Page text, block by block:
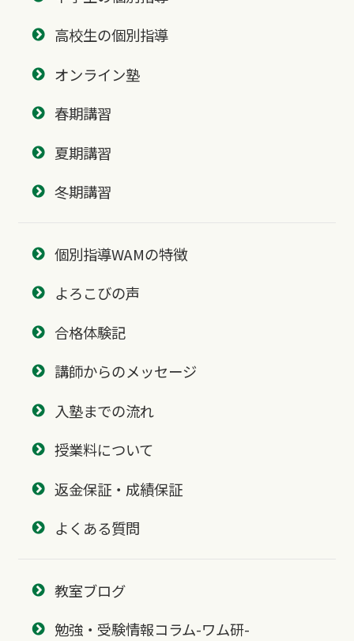
高校生の個別指導
オンライン塾
春期講習
夏期講習
冬期講習
個別指導WAMの特徴
よろこびの声
合格体験記
講師からのメッセージ
入塾までの流れ
授業料について
返金保証・成績保証
よくある質問
教室ブログ
勉強・受験情報コラム-ワム研-